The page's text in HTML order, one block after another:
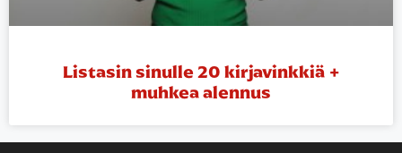
Listasin sinulle 20 kirjavinkkiä +
muhkea alennus